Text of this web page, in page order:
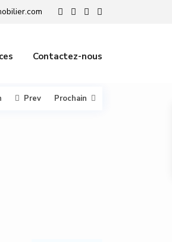
Contactez-nous
Prev Prochain